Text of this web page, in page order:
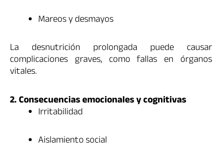
Mareos y desmayos
La desnutrición prolongada puede causar
complicaciones graves, como fallas en órganos
vitales.
2. Consecuencias emocionales y cognitivas
Irritabilidad
Aislamiento social